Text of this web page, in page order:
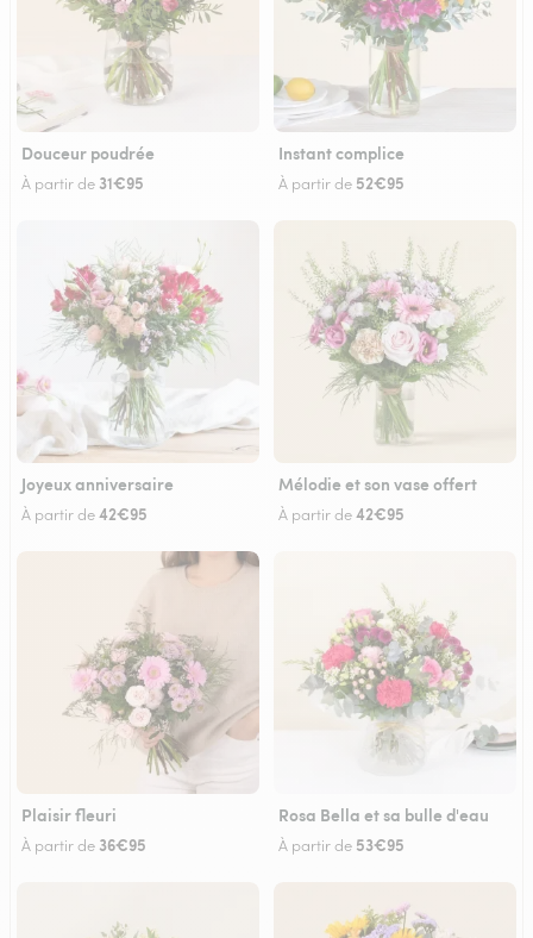
Douceur poudrée
À partir de 31€95
Instant complice
À partir de 52€95
Joyeux anniversaire
À partir de42€95
Mélodie et son vase offert
À partir de42€95
Plaisir fleuri
À partir de 36€95
Rosa Bella et sa bulle d'eau
À partir de 53€95